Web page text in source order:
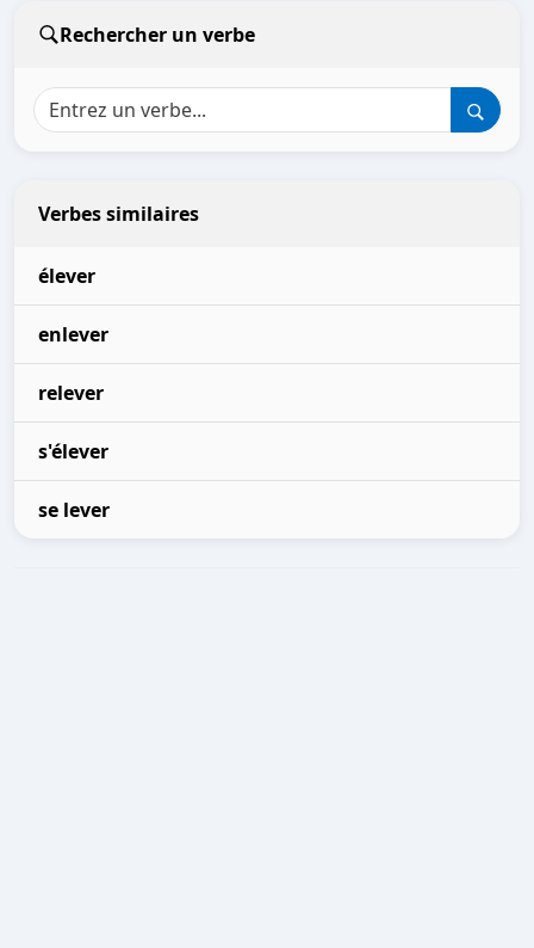
Rechercher un verbe
Verbes similaires
élever
enlever
relever
s'élever
se lever